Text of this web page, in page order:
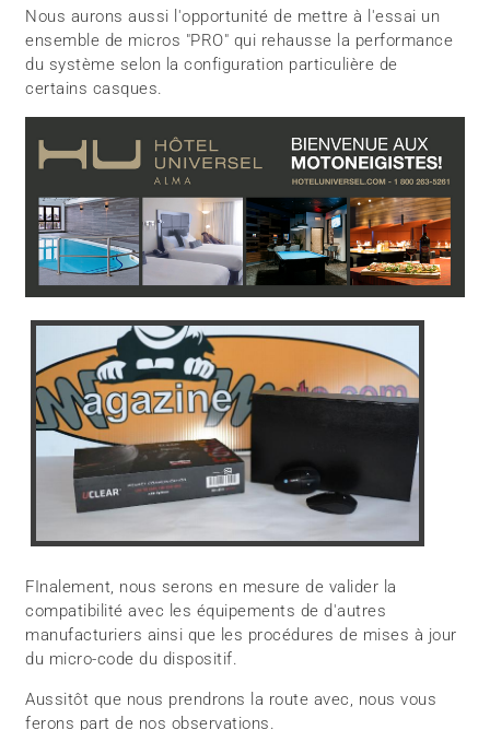
Nous aurons aussi l'opportunité de mettre à l'essai un
ensemble de micros "PRO" qui rehausse la performance
du système selon la configuration particulière de
certains casques.
FInalement, nous serons en mesure de valider la
compatibilité avec les équipements de d'autres
manufacturiers ainsi que les procédures de mises à jour
du micro-code du dispositif.
Aussitôt que nous prendrons la route avec, nous vous
ferons part de nos observations.